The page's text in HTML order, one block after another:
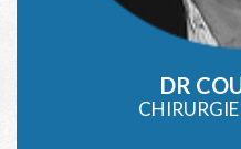
DR